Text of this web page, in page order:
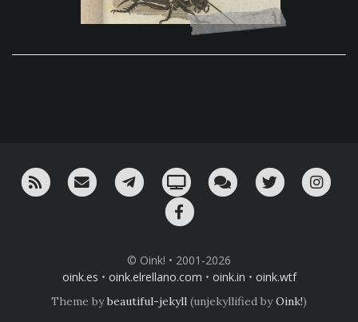
RSS ¡Mándame un email!¡Nuestro canal en Telegram!
Oink! TV Charla con nosotros
Twitter
© Oink! • 2001-2026
oink.es • oink.elrellano.com • oink.in • oink.wtf
Theme bybeautiful-jekyll (unjekyllified byOink!)